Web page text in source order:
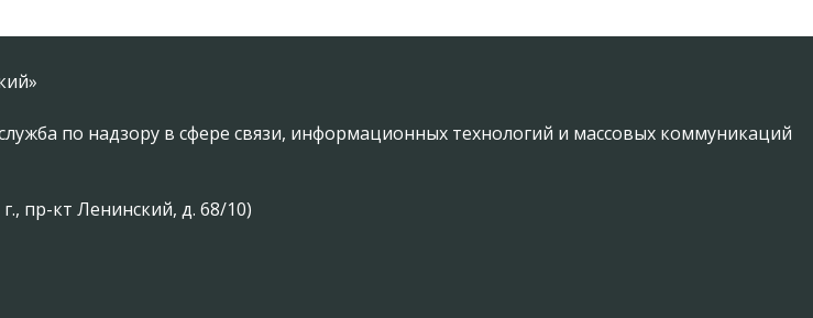
по надзору в сфере связи, информационных технологий и массовых коммуникаций
пр-кт Ленинский, д. 68/10)